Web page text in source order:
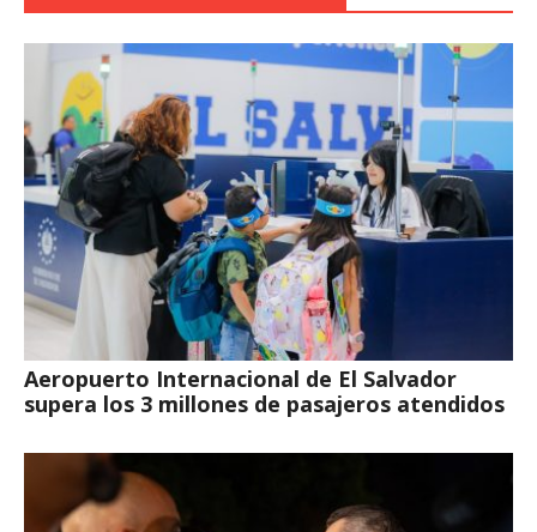
Aeropuerto Internacional de El Salvador
supera los 3 millones de pasajeros atendidos